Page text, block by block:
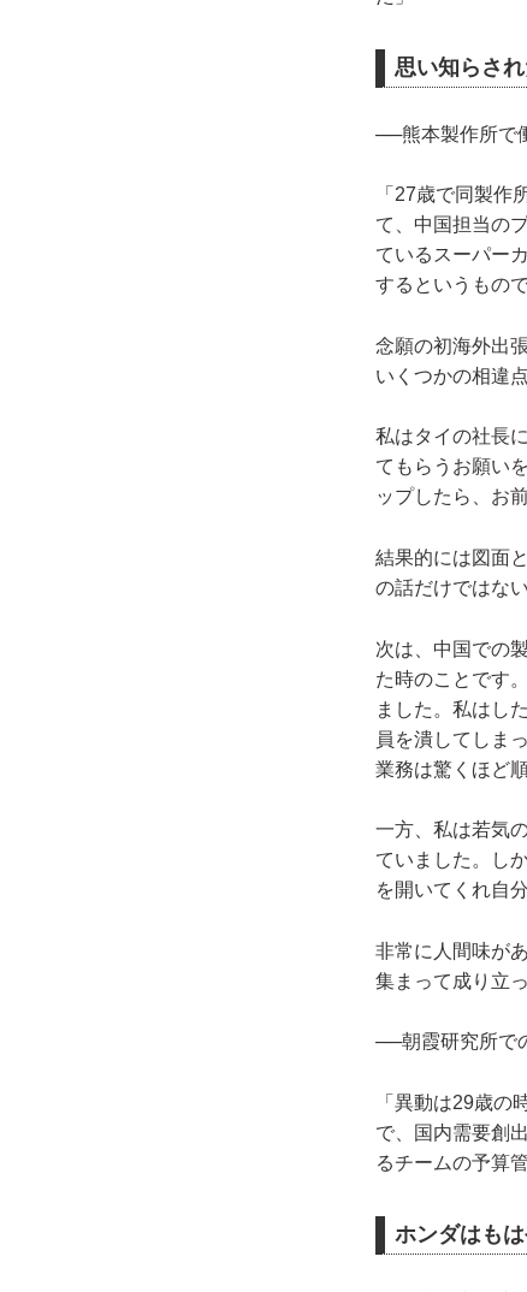
思い知らさ
──熊本製作所で
「27歳で同製
て、中国担当の
ているスーパー
するというもので
念願の初海外出
いくつかの相違
私はタイの社長
てもらうお願い
ップしたら、お
結果的には図面
の話だけではな
次は、中国での
た時のことです
ました。私はし
員を潰してしま
業務は驚くほど
一方、私は若気
ていました。し
を開いてくれ自
非常に人間味が
集まって成り立
──朝霞研究所で
「異動は29歳
で、国内需要創
るチームの予算
ホンダはも